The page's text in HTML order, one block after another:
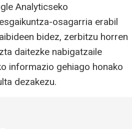
Analyticseko
osagarria erabil
bidez, zerbitzu horren
daitezke nabigatzaile
informazio gehiago honako
dezakezu.